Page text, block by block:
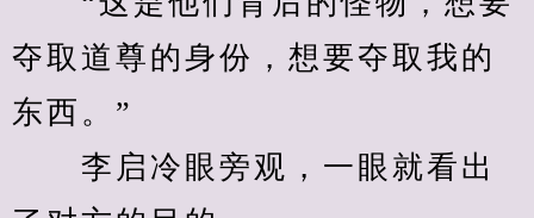
夺取道尊的身份，想要夺取我的
东西。”
李启冷眼旁观，一眼就看出